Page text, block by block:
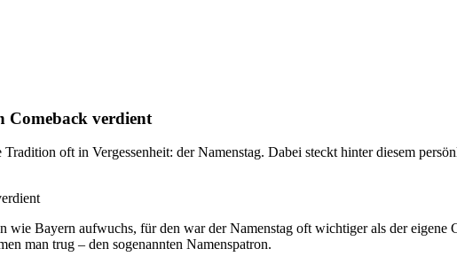
Comeback verdient
oft in Vergessenheit: der Namenstag. Dabei steckt hinter diesem
Bayern aufwuchs, für den war der Namenstag oft wichtiger als der eigene
man trug – den sogenannten Namenspatron.